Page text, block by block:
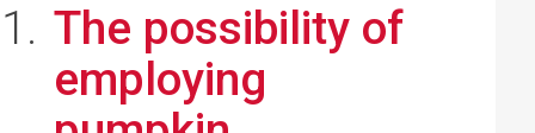
The possibility of
employing